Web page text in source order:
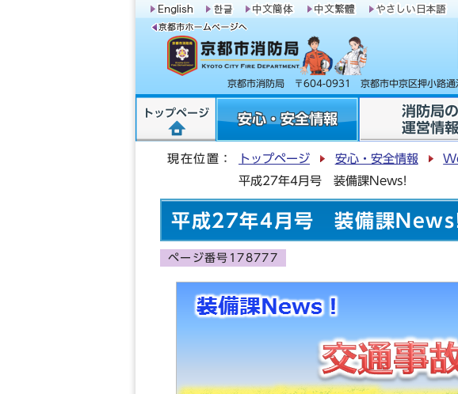
京都市消防局 〒604-0931 京都市中京区押小路
トップページ 安心・安全情報
消防局の
運営情報
現在位置： トップページ 安心・安全情報
平成27年4月号 装備課News!
平成27年4月号 装備課
ページ番号178777